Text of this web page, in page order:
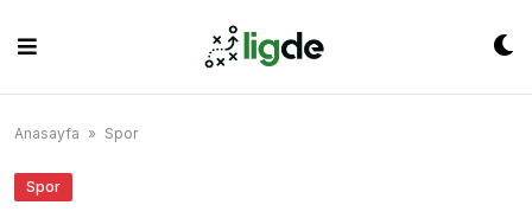
content
Anasayfa » Spor
Spor